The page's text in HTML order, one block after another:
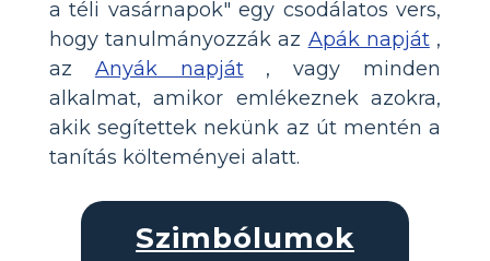
a téli vasárnapok" egy csodálatos vers,
hogy tanulmányozzák az Apák napját,
az Anyák napját, vagy minden
alkalmat, amikor emlékeznek azokra,
akik segítettek nekünk az út mentén a
tanítás költeményei alatt.
Szimbólumok